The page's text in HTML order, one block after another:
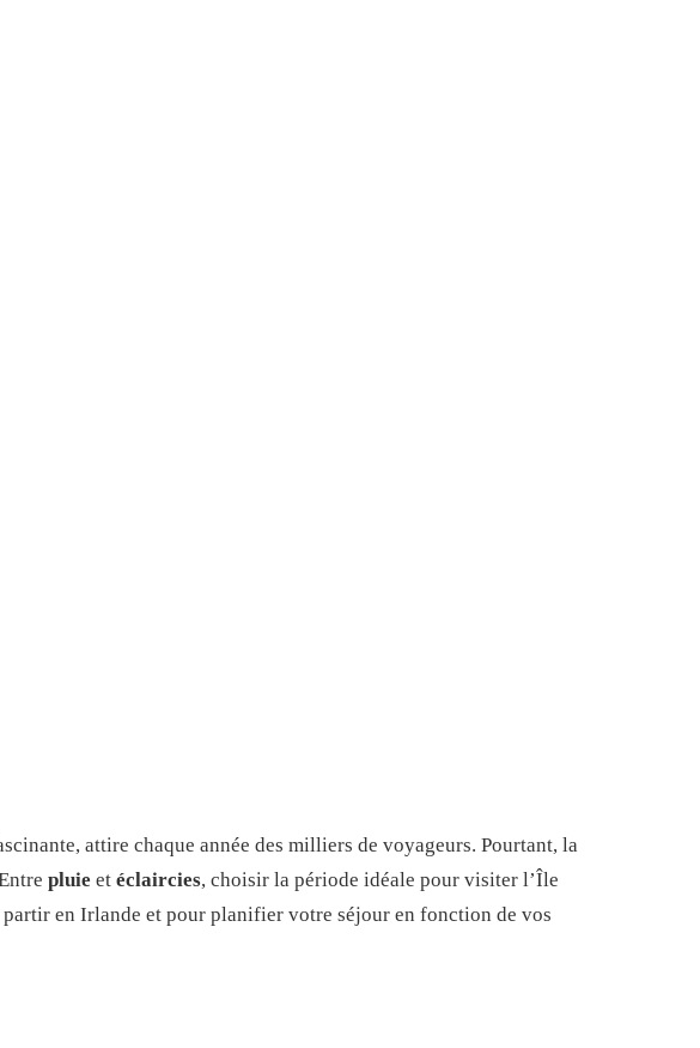
attire chaque année des milliers de voyageurs. Pourtant, la
pluie et éclaircies, choisir la période idéale pour visiter l’Île
en Irlande et pour planifier votre séjour en fonction de vos